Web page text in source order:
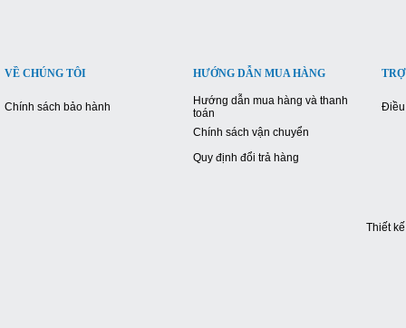
VỀ CHÚNG TÔI
Chính sách bảo hành
HƯỚNG DẪN MUA HÀNG
Hướng dẫn mua hàng và thanh
toán
Chính sách vận chuyển
Quy định đổi trả hàng
Điều
Thiết